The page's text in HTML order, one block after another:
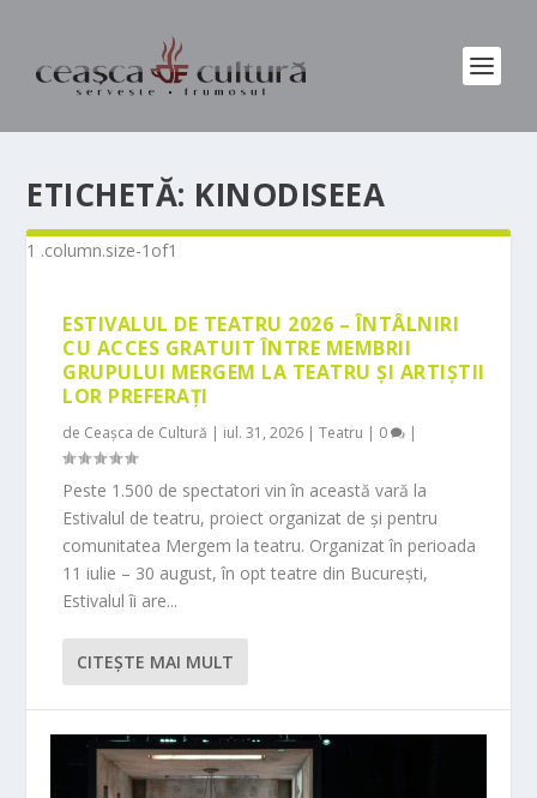
ETICHETĂ: KINODISEEA
ESTIVALUL DE TEATRU 2026 – ÎNTÂLNIRI
CU ACCES GRATUIT ÎNTRE MEMBRII
GRUPULUI MERGEM LA TEATRU ȘI ARTIȘTII
LOR PREFERAȚI
de Ceașca de Cultură | iul. 31, 2026 |Teatru | 0 |
Peste 1.500 de spectatori vin în această vară la
Estivalul de teatru, proiect organizat de și pentru
comunitatea Mergem la teatru. Organizat în perioada
11 iulie – 30 august, în opt teatre din București,
Estivalul îi are...
CITEŞTE MAI MULT